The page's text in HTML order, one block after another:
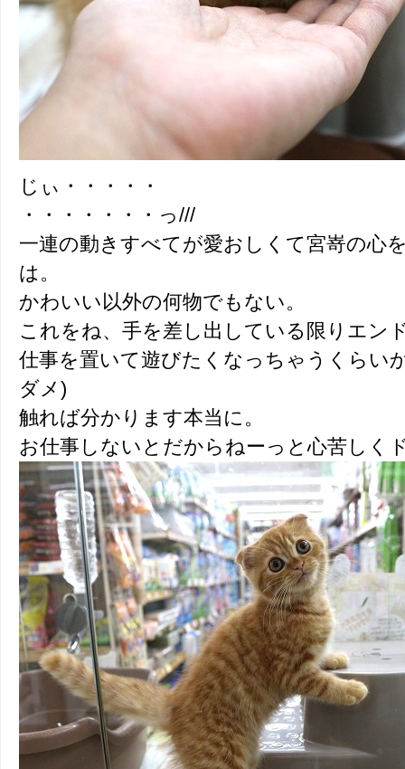
じぃ・・・・・
・・・・・・・っ///
一連の動きすべてが愛おしくて宮嵜の心
は。
かわいい以外の何物でもない。
これをね、手を差し出している限りエン
仕事を置いて遊びたくなっちゃうくらい
ダメ)
触れば分かります本当に。
お仕事しないとだからねーっと心苦しく